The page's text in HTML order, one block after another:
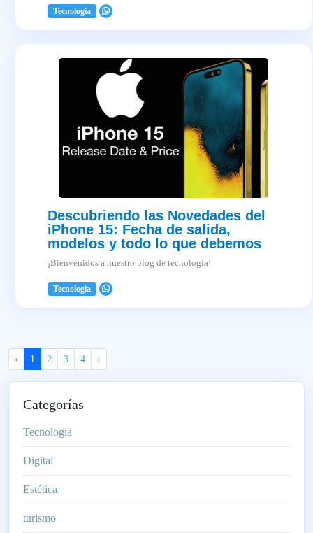
Tecnologia
Descubriendo las Novedades del
iPhone 15: Fecha de salida,
modelos y todo lo que debemos
saber sobre ellos
¡Bienvenidos a nuestro blog de tecnología!
Tecnologia
‹ 1 2 3 4 ›
Categorías
Tecnologia
Digital
Estética
turismo